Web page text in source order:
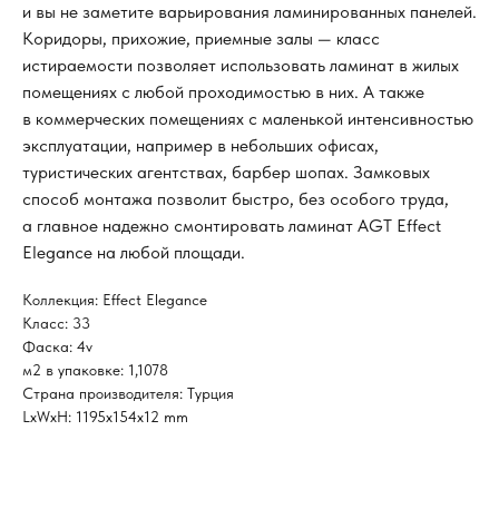
и вы не заметите варьирования ламинированных панелей.
Коридоры, прихожие, приемные залы — класс
истираемости позволяет использовать ламинат в жилых
помещениях с любой проходимостью в них. А также
в коммерческих помещениях с маленькой интенсивностью
эксплуатации, например в небольших офисах,
туристических агентствах, барбер шопах. Замковых
способ монтажа позволит быстро, без особого труда,
а главное надежно смонтировать ламинат AGT Effect
Elegance на любой площади.
Коллекция: Effect Elegance
Класс: 33
Фаска: 4v
м2 в упаковке: 1,1078
Страна производителя: Турция
LxWxH: 1195x154x12 mm